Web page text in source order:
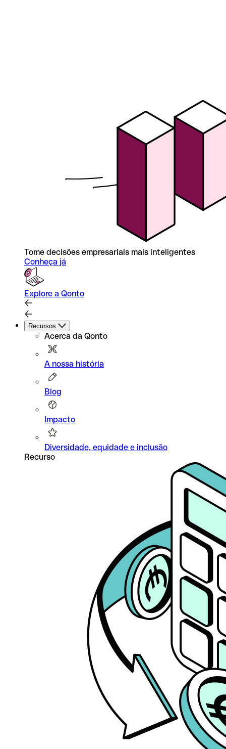
Tome decisões empresariais mais inteligentes
Conheça já
Explore a Qonto
Recursos
Acerca da Qonto
A nossa história
Blog
Impacto
Diversidade, equidade e inclusão
Recurso